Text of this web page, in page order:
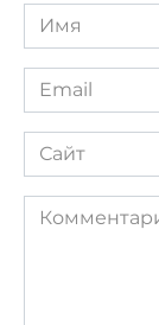
Имя
*
Email
*
Сайт
Комментарий